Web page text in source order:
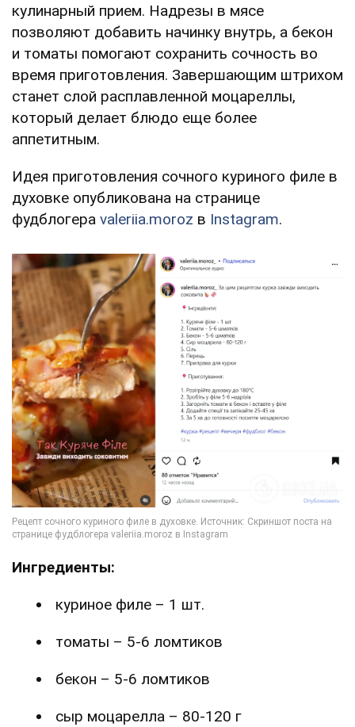
кулинарный прием. Надрезы в мясе
позволяют добавить начинку внутрь, а бекон
и томаты помогают сохранить сочность во
время приготовления. Завершающим штрихом
станет слой расплавленной моцареллы,
который делает блюдо еще более
аппетитным.
Идея приготовления сочного куриного филе в
духовке опубликована на странице
фудблогера valeriia.moroz в Instagram.
Ингредиенты:
куриное филе – 1 шт.
томаты – 5-6 ломтиков
бекон – 5-6 ломтиков
сыр моцарелла – 80-120 г